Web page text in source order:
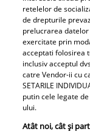
retelelor de
de drepturile
prelucrarea
exercitate prin
acceptati folosirea
inclusiv acceptul
catre Vendor-ii cu
SETARILE
putin cele legate
ului.
Atât noi, cât și